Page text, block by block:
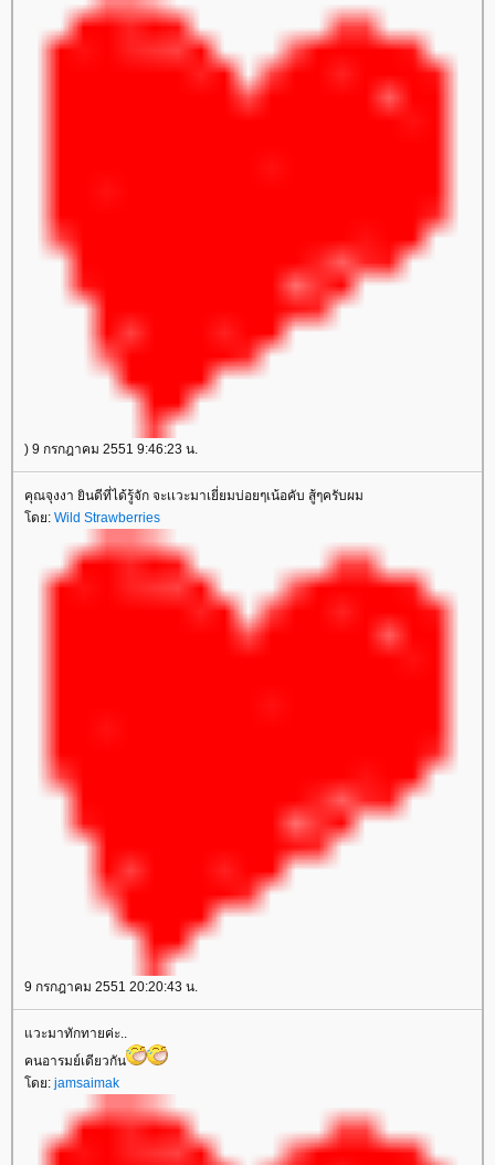
) 9 กรกฎาคม 2551 9:46:23 น.
คุณจุงงา ยินดีที่ได้รู้จัก จะเเวะมาเยี่ยมบ่อยๆเน้อคับ สู้ๆครับผม
ดย: Wild Strawberries
9 กรกฎาคม 2551 20:20:43 น.
วะมาทักทายค่ะ..
คนอารมย์เดียวกัน
ดย: jamsaimak